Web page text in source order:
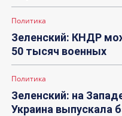
Политика
Зеленский: КНДР
50 тысяч военных
Политика
Зеленский: на
Украина выпускала